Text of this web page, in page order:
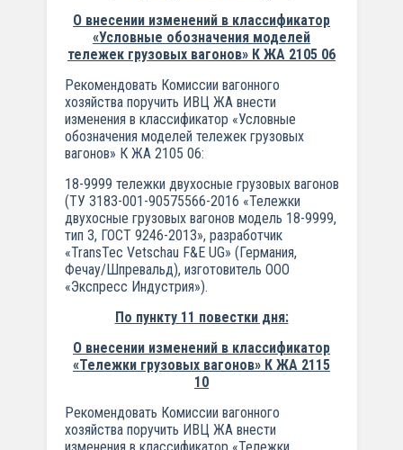
О внесении изменений в классификатор
«Условные обозначения моделей
тележек грузовых вагонов» К ЖА 2105 06
Рекомендовать Комиссии вагонного
хозяйства поручить ИВЦ ЖА внести
изменения в классификатор «Условные
обозначения моделей тележек грузовых
вагонов» К ЖА 2105 06:
18-9999 тележки двухосные грузовых вагонов
(ТУ 3183-001-90575566-2016 «Тележки
двухосные грузовых вагонов модель 18-9999,
тип 3, ГОСТ 9246-2013», разработчик
«TransTec Vetschau F&E UG» (Германия,
Фечау/Шпревальд), изготовитель ООО
«Экспресс Индустрия»).
По пункту 11 повестки дня:
О внесении изменений в классификатор
«Тележки грузовых вагонов» К ЖА 2115
10
Рекомендовать Комиссии вагонного
хозяйства поручить ИВЦ ЖА внести